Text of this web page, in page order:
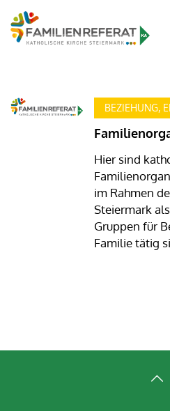
BEZIEHUNG,
Hier sind
im Rahmen
Steiermark
Gruppen für
Familie tätig